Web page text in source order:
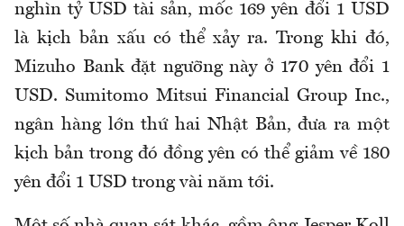
nghìn tỷ USD tài sản, mốc 169 yên đổi 1 USD
là kịch bản xấu có thể xảy ra. Trong khi đó,
Mizuho Bank đặt ngưỡng này ở 170 yên đổi 1
USD. Sumitomo Mitsui Financial Group Inc.,
ngân hàng lớn thứ hai Nhật Bản, đưa ra một
kịch bản trong đó đồng yên có thể giảm về 180
yên đổi 1 USD trong vài năm tới.